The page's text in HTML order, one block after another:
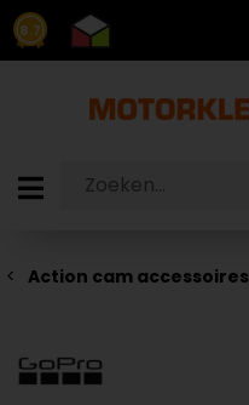
8.7
Action cam accessoires